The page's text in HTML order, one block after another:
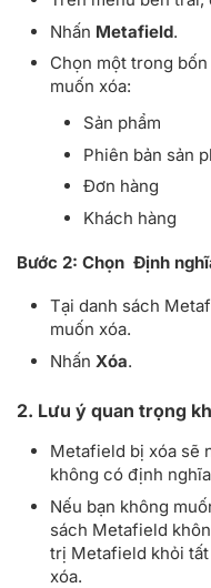
Nhấn Metafield.
Chọn một trong
muốn xóa:
Sản phẩm
Phiên bản sản
Đơn hàng
Khách hàng
Bước 2: Chọn Định
Tại danh sách
muốn xóa.
Nhấn Xóa.
2. Lưu ý quan trọng
Metafield bị xóa sẽ
không có định
Nếu bạn không
sách Metafield
trị Metafield khỏi
xóa.